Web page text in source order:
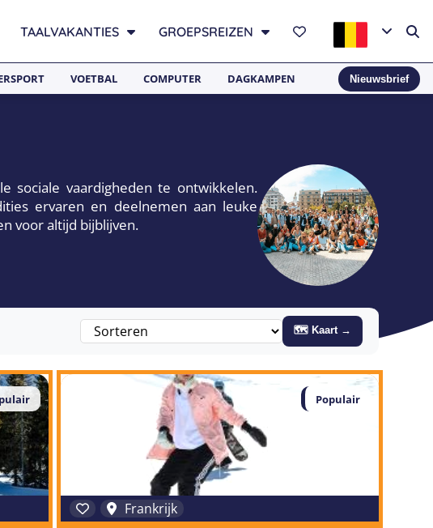
TAALVAKANTIES GROEPSREIZEN
VOETBAL COMPUTER DAGKAMPEN Nieuwsbrief
sociale vaardigheden te ontwikkelen.
ervaren en deelnemen aan leuke
voor altijd bijblijven.
🗺 Kaart →
Populair
Frankrijk